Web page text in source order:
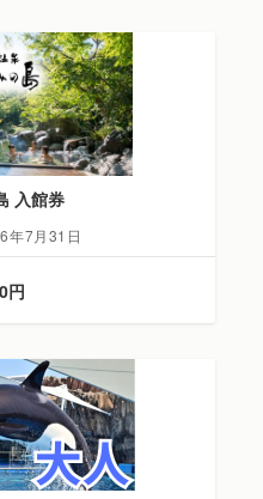
入館券
年7月31日
円